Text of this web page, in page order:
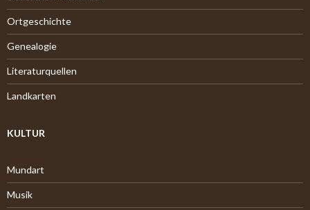
Ortgeschichte
Genealogie
Literaturquellen
Landkarten
KULTUR
Mundart
Musik